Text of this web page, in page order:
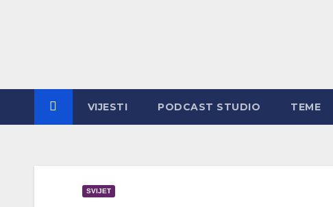
VIJESTI PODCAST STUDIO TEME
SVIJET